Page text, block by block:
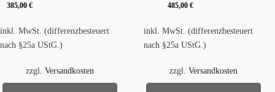
385,00€
inkl. MwSt. (differenzbesteuert
nach §25a UStG.)
zzgl. Versandkosten
485,00€
inkl. MwSt. (differenzbesteuert
nach §25a UStG.)
zzgl. Versandkosten